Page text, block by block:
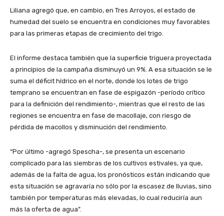
Liliana agregó que, en cambio, en Tres Arroyos, el estado de
humedad del suelo se encuentra en condiciones muy favorables
para las primeras etapas de crecimiento del trigo.
El informe destaca también que la superficie triguera proyectada
a principios de la campaña disminuyó un 9%. A esa situación se le
suma el déficit hídrico en el norte, donde los lotes de trigo
temprano se encuentran en fase de espigazón -período crítico
para la definición del rendimiento-, mientras que el resto de las
regiones se encuentra en fase de macollaje, con riesgo de
pérdida de macollos y disminución del rendimiento.
“Por último -agregó Spescha-, se presenta un escenario
complicado para las siembras de los cultivos estivales, ya que,
además de la falta de agua, los pronósticos están indicando que
esta situación se agravaría no sólo por la escasez de lluvias, sino
también por temperaturas más elevadas, lo cual reduciría aun
más la oferta de agua”.